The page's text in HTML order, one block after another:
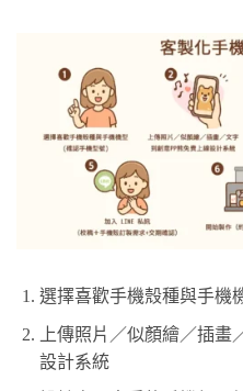
選擇喜歡手機殼種與手機
上傳照片／似顏繪／插畫
設計系統